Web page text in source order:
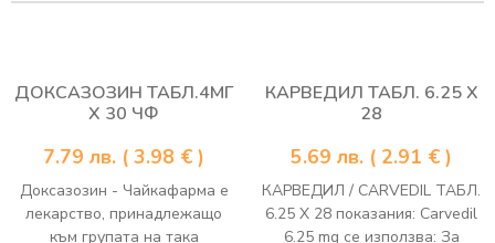
ДОКСАЗОЗИН ТАБЛ.4МГ
Х 30 ЧФ
7.79 лв. ( 3.98 € )
Доксазозин - Чайкафарма е
лекарство, принадлежащо
към групата на така
КАРВЕДИЛ ТАБЛ. 6.25 Х
28
5.69 лв. ( 2.91 € )
КАРВЕДИЛ / CARVEDIL ТАБЛ.
6.25 Х 28 показания: Carvedil
6.25 mg се използва: За